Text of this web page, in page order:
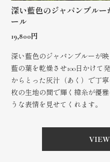
深い藍色のジャパンブル
ール
19,800円
深い藍色のジャパンブルーが
藍の葉を乾燥させ100日かけて
からとった灰汁（あく）で丁
枚の生地の間で輝く緯糸が優
うな表情を見せてくれます。